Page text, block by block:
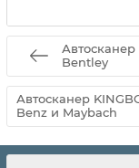
Автосканер
Bentley
Автосканер
Benz и Maybach